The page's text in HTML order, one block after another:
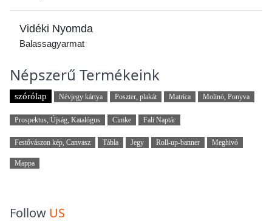
Vidéki Nyomda
Balassagyarmat
Népszerű Termékeink
szórólap Névjegy kártya Poszter, plakát Matrica Molinó, Ponyva
Prospektus, Újság, Katalógus Cimke Fali Naptár
Festővászon kép, Canvasz Tábla Jegy Roll-up-banner Meghivó
Mappa
Follow US